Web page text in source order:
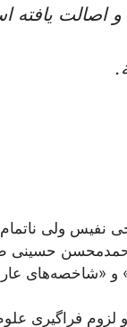
یافته
نفیس ولی
حسینی
«شاخصه‌های
لزوم فراگیری